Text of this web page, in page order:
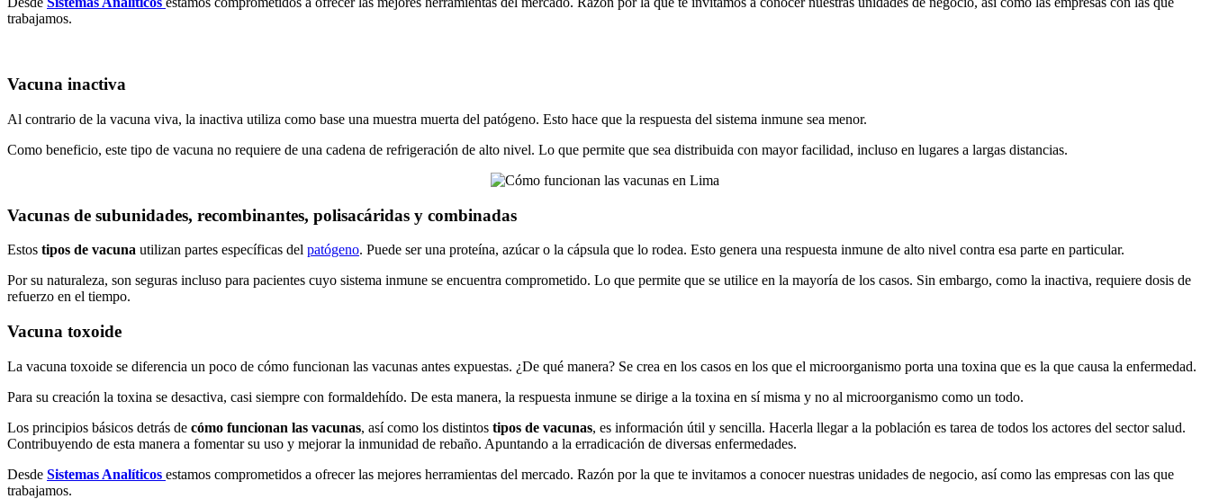
trabajamos.
Vacuna inactiva
Al contrario de la vacuna viva, la inactiva utiliza como base una muestra muerta del patógeno. Esto hace que la respuesta del sistema inmune sea menor.
Como beneficio, este tipo de vacuna no requiere de una cadena de refrigeración de alto nivel. Lo que permite que sea distribuida con mayor facilidad, incluso en lugares a largas distancias.
Vacunas de subunidades, recombinantes, polisacáridas y combinadas
Estos tipos de vacuna utilizan partes específicas del patógeno. Puede ser una proteína, azúcar o la cápsula que lo rodea. Esto genera una respuesta inmune de alto nivel contra esa parte en particular.
Por su naturaleza, son seguras incluso para pacientes cuyo sistema inmune se encuentra comprometido. Lo que permite que se utilice en la mayoría de los casos. Sin embargo, como la inactiva, requiere dosis de
refuerzo en el tiempo.
Vacuna toxoide
La vacuna toxoide se diferencia un poco de cómo funcionan las vacunas antes expuestas. ¿De qué manera? Se crea en los casos en los que el microorganismo porta una toxina que es la que causa la enfermedad.
Para su creación la toxina se desactiva, casi siempre con formaldehído. De esta manera, la respuesta inmune se dirige a la toxina en sí misma y no al microorganismo como un todo.
Los principios básicos detrás de cómo funcionan las vacunas, así como los distintos tipos de vacunas, es información útil y sencilla. Hacerla llegar a la población es tarea de todos los actores del sector salud.
Contribuyendo de esta manera a fomentar su uso y mejorar la inmunidad de rebaño. Apuntando a la erradicación de diversas enfermedades.
Desde Sistemas Analíticos estamos comprometidos a ofrecer las mejores herramientas del mercado. Razón por la que te invitamos a conocer nuestras unidades de negocio, así como las empresas con las que
trabajamos.